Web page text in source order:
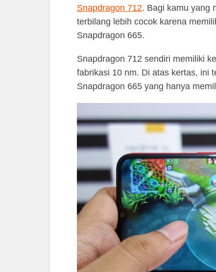
Snapdragon 712. Bagi kamu yang
terbilang lebih cocok karena
Snapdragon 665.
Snapdragon 712 sendiri memiliki
fabrikasi 10 nm. Di atas kertas, ini
Snapdragon 665 yang hanya